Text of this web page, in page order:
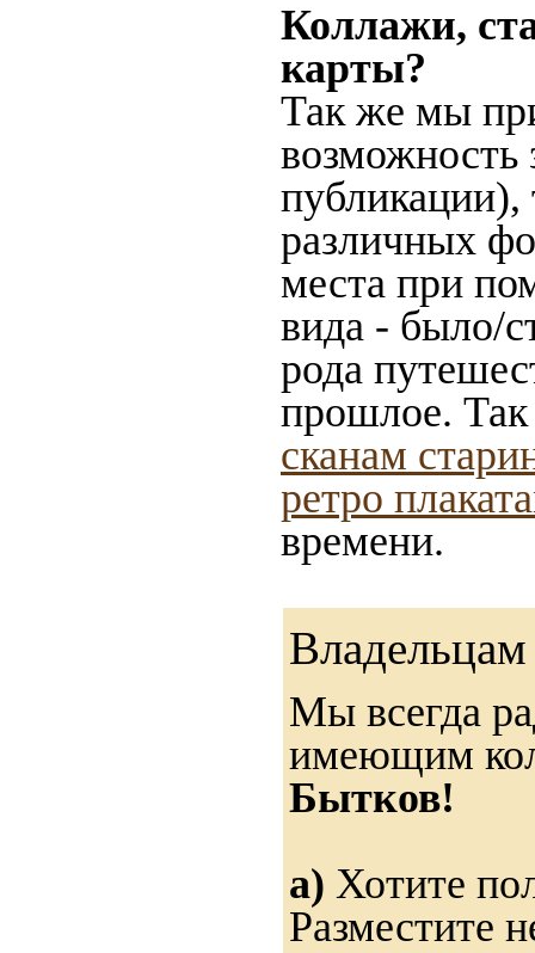
Коллажи,
карты?
Так же мы
возможность
публикации),
различных
места при
вида - было/
рода
прошлое.
сканам
ретро
времени.
Мы всегда
имеющим
Бытков!
а) Хотите
Разместите